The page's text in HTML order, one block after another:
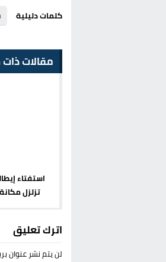
كلمات دليلية
مقالات
استفتاء
تزلزل
اترك تعليق
لن يتم نشر عنوان